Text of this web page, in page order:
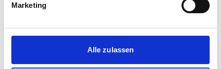
Marketing
Alle zulassen
Schulzendorf
Hoppegarten
Teltow